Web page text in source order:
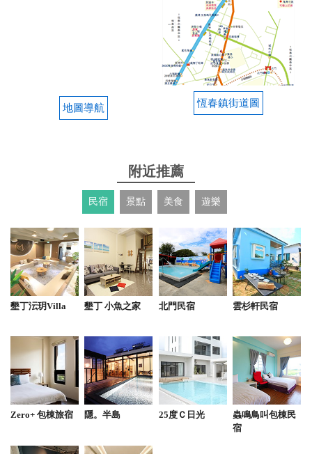
2021-06-11 04:07:55
2021-04-07 04:20:53
這次租的是LIVINA，車況很不錯也乾乾淨淨的～ 老
闆很親切，原本要租new march，但前一個租車的客
人還沒回來還車，老闆也看我們有四個行李建議就直
接換這台。租車前可以寄放行李！
from google
2021-03-26 16:57:28
老闆 人很好 租車程序很快速 聽老闆說已經開議業30
年 沒有啊壓證件 不用刷卡 不用保證金 口袋名單+1
地圖導航 恆春鎮街道圖
附近推薦
民宿 景點 美食 遊樂
墾丁沄玥Villa 墾丁 小魚之家 北門民宿 雲杉軒民宿
Zero+ 包棟旅宿 隱。半島 25度Ｃ日光
蟲鳴鳥叫包棟民
宿